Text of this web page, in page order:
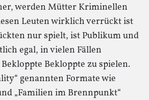
werden Mütter Kriminellen
Leuten wirklich verrückt ist
nur spielt, ist Publikum und
egal, in vielen Fällen
Bekloppte zu spielen.
genannten Formate wie
„Familien im Brennpunkt“